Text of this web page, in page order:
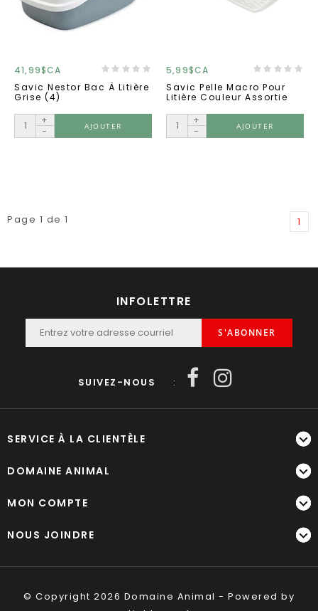
41,99$CA
Savic Nestor Bac À Litière
Grise (4)
+
-
AJOUTER
5,99$CA
Savic Pelle Macro Pour
Litière Couleur Assortie
+
-
AJOUTER
Page 1 de 1 1
INFOLETTRE
S'ABONNER
SUIVEZ-NOUS :
SERVICE À LA CLIENTÈLE
DOMAINE ANIMAL
MON COMPTE
NOUS JOINDRE
© Copyright 2026 Domaine Animal - Powered by